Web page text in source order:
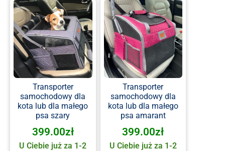
Transporter
samochodowy dla
kota lub dla małego
psa szary
399.00zł
U Ciebie już za 1-2
Transporter
samochodowy dla
kota lub dla małego
psa amarant
399.00zł
U Ciebie już za 1-2